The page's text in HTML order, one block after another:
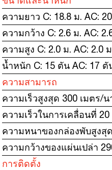
ความยาว C: 18.8 ม. AC:
ความกว้าง C: 2.6 ม. AC:
ความสูง C: 2.0 ม. AC: 2.0
น้ำหนัก C: 15 ตัน AC: 17 ตั
ความสามารถ
ความเร็วสูงสุด 300 เมตร/น
ความเร็วในการเคลื่อนที่
ความหนาของกล่องพับสูงสุ
ความกว้างของแผ่นเปล่า
การติดตั้ง